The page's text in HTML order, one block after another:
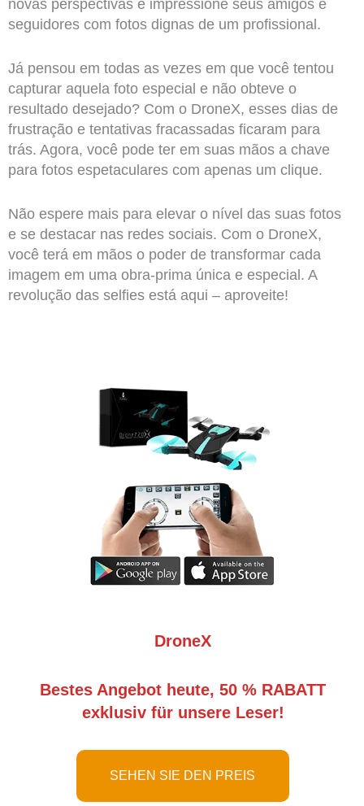
novas perspectivas e impressione seus amigos e
seguidores com fotos dignas de um profissional.
Já pensou em todas as vezes em que você tentou
capturar aquela foto especial e não obteve o
resultado desejado? Com o DroneX, esses dias de
frustração e tentativas fracassadas ficaram para
trás. Agora, você pode ter em suas mãos a chave
para fotos espetaculares com apenas um clique.
Não espere mais para elevar o nível das suas fotos
e se destacar nas redes sociais. Com o DroneX,
você terá em mãos o poder de transformar cada
imagem em uma obra-prima única e especial. A
revolução das selfies está aqui – aproveite!
DroneX
Bestes Angebot heute, 50 % RABATT
exklusiv für unsere Leser!
SEHEN SIE DEN PREIS